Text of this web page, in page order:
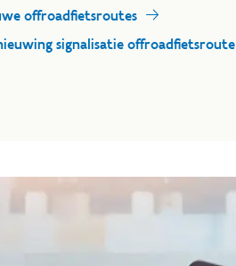
offroadfietsroutes
signalisatie offroadfietsroute